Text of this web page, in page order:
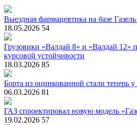
Выездная фармацевтика на базе
18.05.2026 54
Грузовики «Валдай 8» и «Валдай 12»
курсовой устойчивости
18.03.2026 85
Борта из оцинкованной стали теперь
06.03.2026 81
ГАЗ спроектировал новую модель
19.02.2026 57